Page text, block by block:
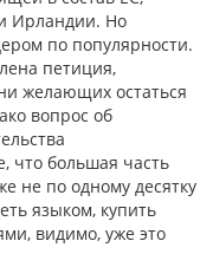
Ирландии. Но
по популярности.
петиция,
желающих остаться
вопрос об
что большая часть
не по одному десятку
языком, купить
видимо, уже это